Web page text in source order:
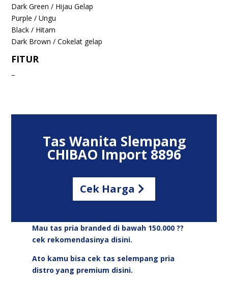
Dark Green / Hijau Gelap
Purple / Ungu
Black / Hitam
Dark Brown / Cokelat gelap
FITUR
–
Tas Wanita Slempang
CHIBAO Import 8896
Cek Harga
Mau tas pria branded di bawah 150.000 ??
cek rekomendasinya disini.
Ato kamu bisa cek tas selempang pria
distro yang premium disini.